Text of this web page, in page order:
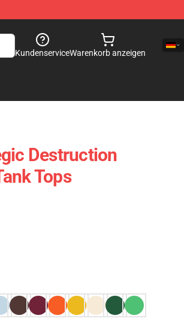
KundenserviceWarenkorb anzeigen
Destruction
Tops